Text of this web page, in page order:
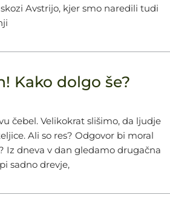
Avstrijo, kjer smo naredili tudi
Kako dolgo še?
čebel. Velikokrat slišimo, da ljudje
Ali so res? Odgovor bi moral
Iz dneva v dan gledamo drugačna
sadno drevje,